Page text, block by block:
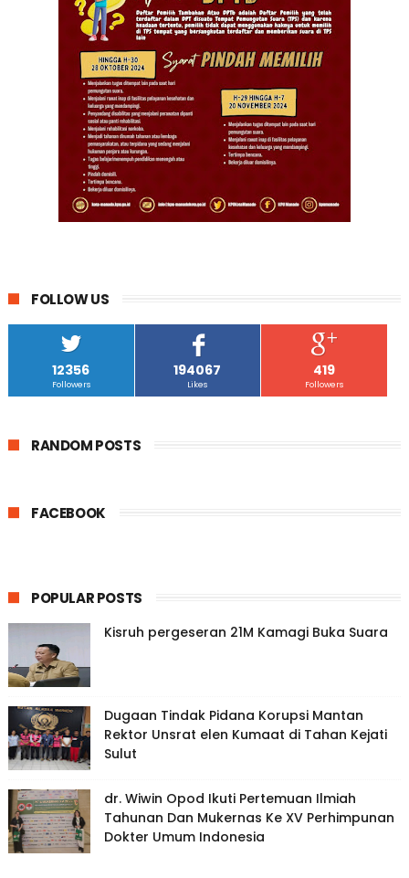
FOLLOW US
12356
Followers
194067
Likes
419
Followers
RANDOM POSTS
FACEBOOK
POPULAR POSTS
Kisruh pergeseran 21M Kamagi Buka Suara
Dugaan Tindak Pidana Korupsi Mantan
Rektor Unsrat elen Kumaat di Tahan Kejati
Sulut
dr. Wiwin Opod Ikuti Pertemuan Ilmiah
Tahunan Dan Mukernas Ke XV Perhimpunan
Dokter Umum Indonesia